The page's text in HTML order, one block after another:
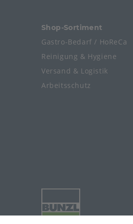
Shop-Sortiment
Gastro-Bedarf / HoReCa
Reinigung & Hygiene
Versand & Logistik
Arbeitsschutz
© 2024-